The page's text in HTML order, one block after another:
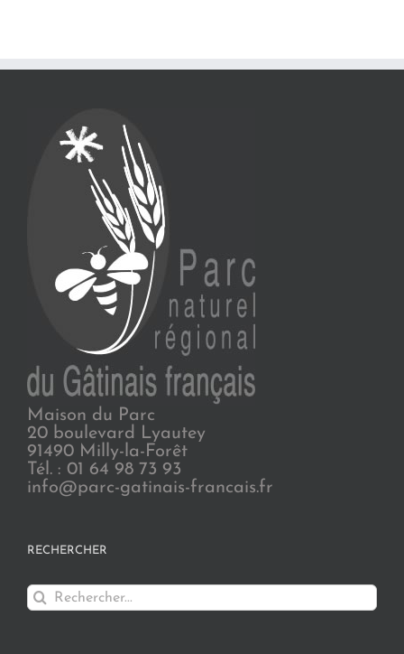
Maison du Parc
20 boulevard Lyautey
91490 Milly-la-Forêt
Tél. : 01 64 98 73 93
info@parc-gatinais-francais.fr
RECHERCHER
Rechercher: